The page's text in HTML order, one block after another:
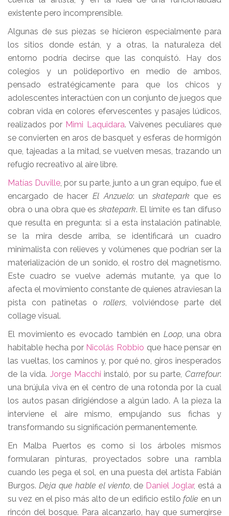
existente pero incomprensible.
Algunas de sus piezas se hicieron especialmente para
los sitios donde están, y a otras, la naturaleza del
entorno podría decirse que las conquistó. Hay dos
colegios y un polideportivo en medio de ambos,
pensado estratégicamente para que los chicos y
adolescentes interactúen con un conjunto de juegos que
cobran vida en colores efervescentes y pasajes lúdicos,
realizados por Mimi Laquidara. Vaivenes peculiares que
se convierten en aros de basquet y esferas de hormigón
que, tajeadas a la mitad, se vuelven mesas, trazando un
refugio recreativo al aire libre.
Matías Duville, por su parte, junto a un gran equipo, fue el
encargado de hacer El Anzuelo: un skatepark que es
obra o una obra que es skatepark. El límite es tan difuso
que resulta en pregunta: si a esta instalación patinable,
se la mira desde arriba, se identificará un cuadro
minimalista con relieves y volúmenes que podrían ser la
materialización de un sonido, el rostro del magnetismo.
Este cuadro se vuelve además mutante, ya que lo
afecta el movimiento constante de quienes atraviesan la
pista con patinetas o rollers, volviéndose parte del
collage visual.
El movimiento es evocado también en Loop, una obra
habitable hecha por Nicolás Robbio que hace pensar en
las vueltas, los caminos y, por qué no, giros inesperados
de la vida. Jorge Macchi instaló, por su parte,Carrefour:
una brújula viva en el centro de una rotonda por la cual
los autos pasan dirigiéndose a algún lado. A la pieza la
interviene el aire mismo, empujando sus fichas y
transformando su significación permanentemente.
En Malba Puertos es como si los árboles mismos
formularan pinturas, proyectados sobre una rambla
cuando les pega el sol, en una puesta del artista Fabián
Burgos. Deja que hable el viento, de Daniel Joglar, está a
su vez en el piso más alto de un edificio estilofolie en un
rincón del bosque. Para alcanzarlo, hay que sumergirse